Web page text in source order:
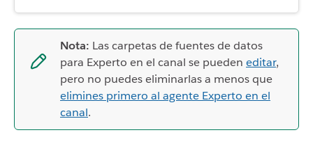
Nota: Las carpetas de fuentes de datos
para Experto en el canal se pueden editar,
pero no puedes eliminarlas a menos que
elimines primero al agente Experto en el
canal.